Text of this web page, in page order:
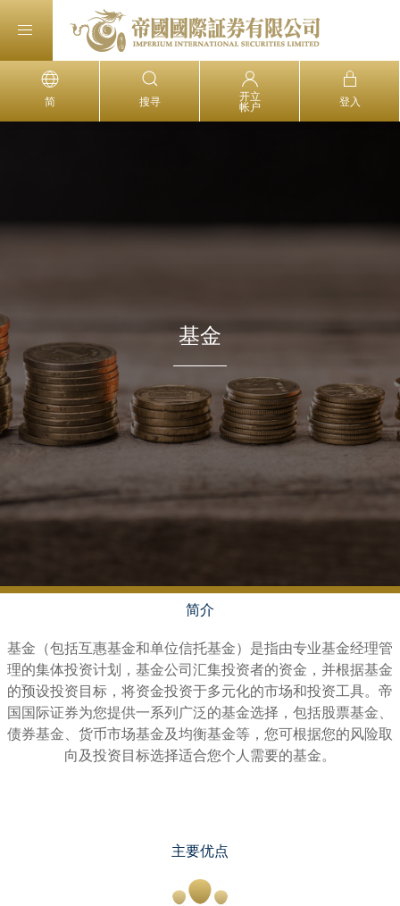
简 搜寻
开立
帐户
登入
基金
简介
基金（包括互惠基金和单位信托基金）是指由专业基金经理管
理的集体投资计划，基金公司汇集投资者的资金，并根据基金
的预设投资目标，将资金投资于多元化的市场和投资工具。帝
国国际证券为您提供一系列广泛的基金选择，包括股票基金、
债券基金、货币市场基金及均衡基金等，您可根据您的风险取
向及投资目标选择适合您个人需要的基金。
主要优点